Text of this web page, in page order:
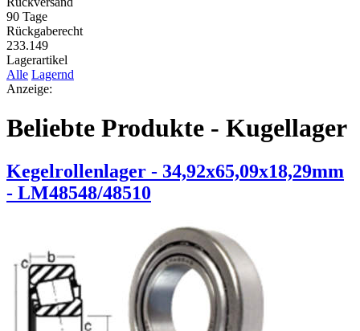
90 Tage
Rückgaberecht
233.149
Lagerartikel
Alle Lagernd
Anzeige:
Beliebte Produkte - Kugellager
Kegelrollenlager - 34,92x65,09x18,29mm
- LM48548/48510